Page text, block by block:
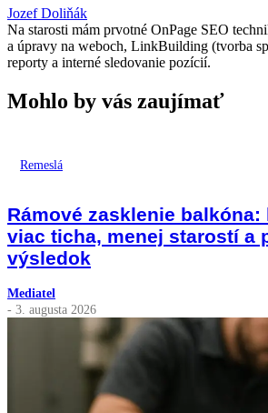
Jozef Doliňák
Na starosti mám prvotné OnPage SEO
a úpravy na weboch, LinkBuilding (tvorba
reporty a interné sledovanie pozícií.
Mohlo by vás zaujímať
Remeslá
Rámové zasklenie balkóna:
viac ticha, menej starostí a
výsledok
Mediatel
- 3. augusta 2026